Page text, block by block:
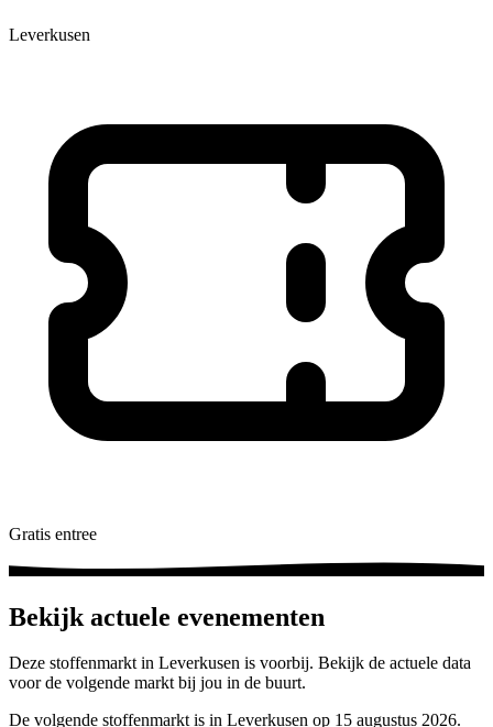
Leverkusen
Gratis entree
Bekijk actuele evenementen
Deze stoffenmarkt in Leverkusen is voorbij. Bekijk de actuele data
voor de volgende markt bij jou in de buurt.
De volgende stoffenmarkt is in Leverkusen op 15 augustus 2026.